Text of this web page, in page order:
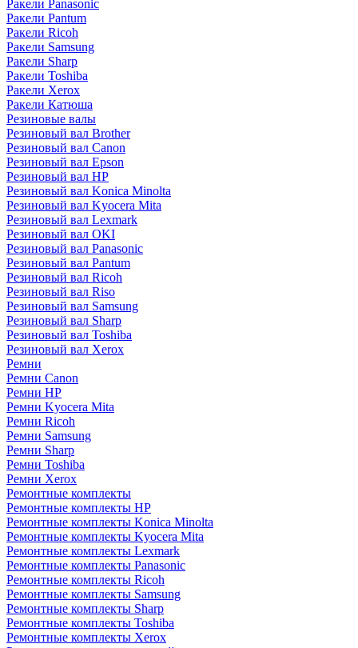
Ракели Panasonic
Ракели Pantum
Ракели Ricoh
Ракели Samsung
Ракели Sharp
Ракели Toshiba
Ракели Xerox
Ракели Катюша
Резиновые валы
Резиновый вал Brother
Резиновый вал Canon
Резиновый вал Epson
Резиновый вал HP
Резиновый вал Konica Minolta
Резиновый вал Kyocera Mita
Резиновый вал Lexmark
Резиновый вал OKI
Резиновый вал Panasonic
Резиновый вал Pantum
Резиновый вал Ricoh
Резиновый вал Riso
Резиновый вал Samsung
Резиновый вал Sharp
Резиновый вал Toshiba
Резиновый вал Xerox
Ремни
Ремни Canon
Ремни HP
Ремни Kyocera Mita
Ремни Ricoh
Ремни Samsung
Ремни Sharp
Ремни Toshiba
Ремни Xerox
Ремонтные комплекты
Ремонтные комплекты HP
Ремонтные комплекты Konica Minolta
Ремонтные комплекты Kyocera Mita
Ремонтные комплекты Lexmark
Ремонтные комплекты Panasonic
Ремонтные комплекты Ricoh
Ремонтные комплекты Samsung
Ремонтные комплекты Sharp
Ремонтные комплекты Toshiba
Ремонтные комплекты Xerox